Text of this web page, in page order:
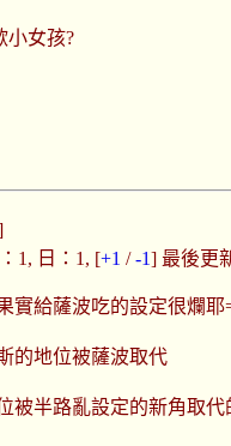
小女孩?
1, 日：1, [+1 /-1] 最後更
實給薩波吃的設定很爛耶
的地位被薩波取代
被半路亂設定的新角取代